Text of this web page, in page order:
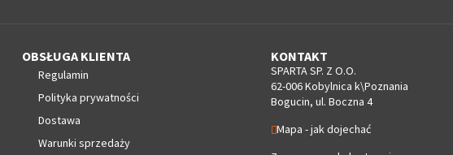
OBSŁUGA KLIENTA
Regulamin
Polityka prywatności
Dostawa
Warunki sprzedaży
KONTAKT
SPARTA SP. Z O.O.
62-006 Kobylnica k\Poznania
Bogucin, ul. Boczna 4
Mapa - jak dojechać